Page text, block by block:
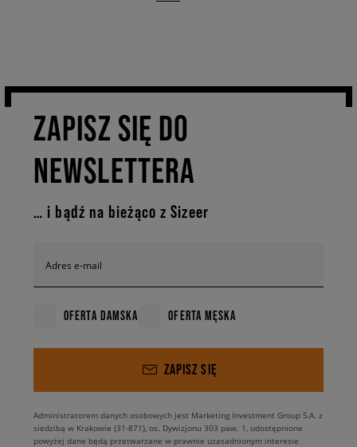
ZAPISZ SIĘ DO
NEWSLETTERA
… i bądź na bieżąco z Sizeer
Adres e-mail
OFERTA DAMSKA OFERTA MĘSKA
ZAPISZ SIĘ
Administratorem danych osobowych jest Marketing Investment Group S.A. z
siedzibą w Krakowie (31-871), os. Dywizjonu 303 paw. 1, udostępnione
powyżej dane będą przetwarzane w prawnie uzasadnionym interesie